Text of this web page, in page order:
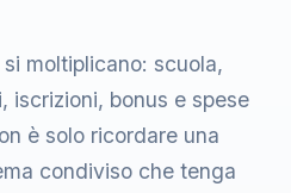
moltiplicano: scuola,
iscrizioni, bonus e spese
è solo ricordare una
condiviso che tenga